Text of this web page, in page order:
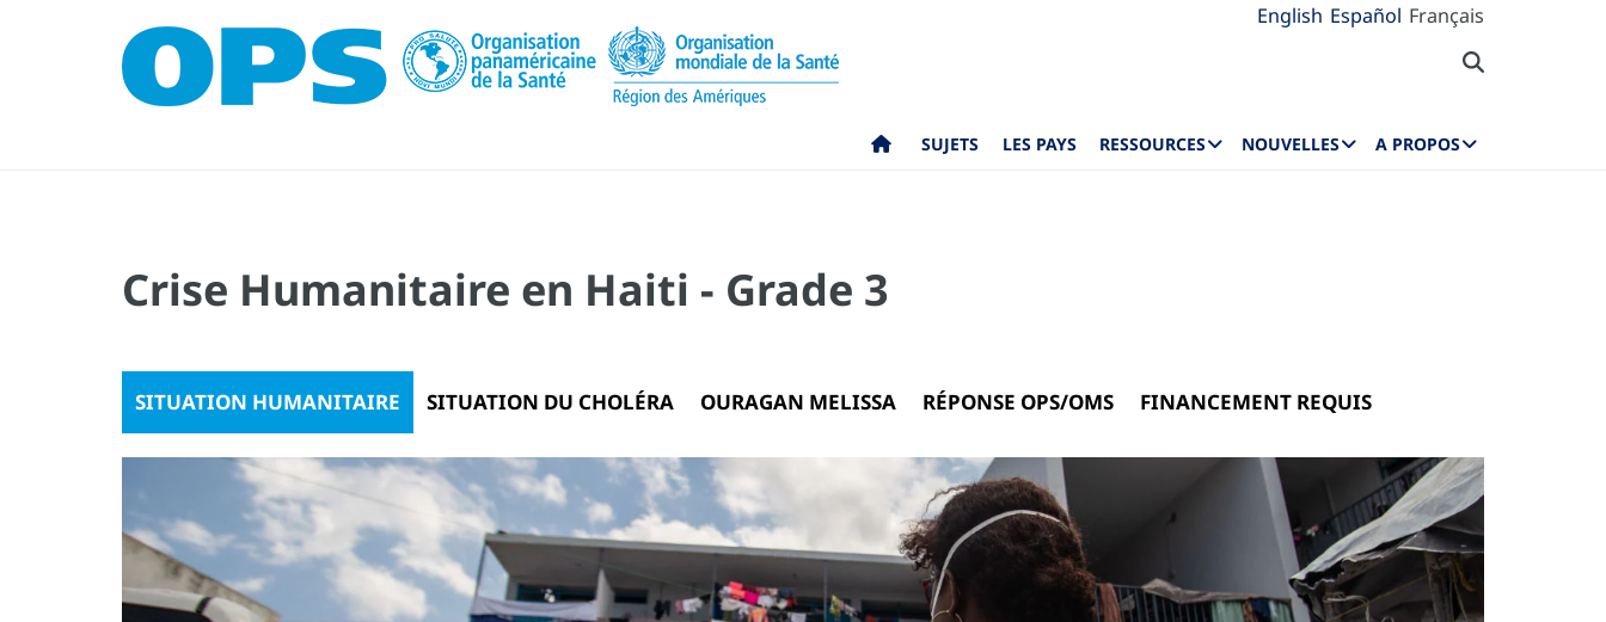
English Español Français
SUJETS LES PAYS RESSOURCES NOUVELLES A PROPOS
Crise Humanitaire en Haiti - Grade 3
SITUATION HUMANITAIRE SITUATION DU CHOLÉRA OURAGAN MELISSA RÉPONSE OPS/OMS FINANCEMENT REQUIS